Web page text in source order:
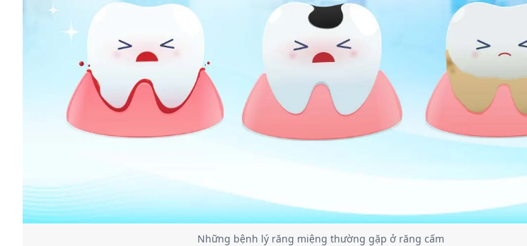
Những bệnh lý răng miệng thường gặp ở răng cấm